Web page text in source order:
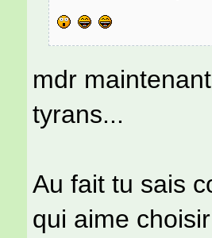
mdr
tyrans...
Au fait tu sais
qui aime